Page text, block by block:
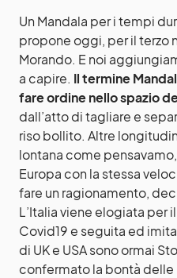
Un Mandala per i tempi
propone oggi, per il terzo
Morando. E noi
a capire. Il termine
fare ordine nello spazio
dall’atto di tagliare e
riso bollito. Altre
lontana come
Europa con la stessa
fare un ragionamento,
L’Italia viene elogiata
Covid19 e seguita ed
di UK e USA sono ormai
confermato la bontà